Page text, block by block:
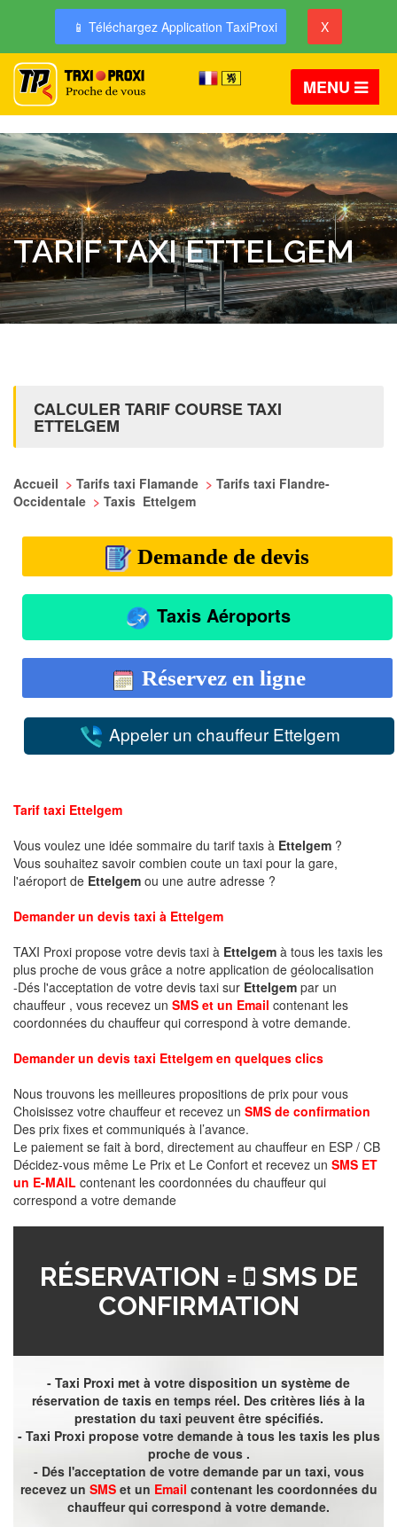
📱 Téléchargez Application TaxiProxi X
MENU
TARIF TAXI ETTELGEM
CALCULER TARIF COURSE TAXI
ETTELGEM
Accueil > Tarifs taxi Flamande > Tarifs taxi Flandre-
Occidentale > Taxis Ettelgem
Demande de devis
Taxis Aéroports
Réservez en ligne
Appeler un chauffeur Ettelgem
Tarif taxi Ettelgem
Vous voulez une idée sommaire du tarif taxis à Ettelgem ?
Vous souhaitez savoir combien coute un taxi pour la gare,
l'aéroport de Ettelgem ou une autre adresse ?
Demander un devis taxi à Ettelgem
TAXI Proxi propose votre devis taxi à Ettelgem à tous les taxis les
plus proche de vous grâce a notre application de géolocalisation
-Dés l'acceptation de votre devis taxi sur Ettelgem par un
chauffeur , vous recevez un SMS et un Email contenant les
coordonnées du chauffeur qui correspond à votre demande.
Demander un devis taxi Ettelgem en quelques clics
Nous trouvons les meilleures propositions de prix pour vous
Choisissez votre chauffeur et recevez un SMS de confirmation
Des prix fixes et communiqués à l’avance.
Le paiement se fait à bord, directement au chauffeur en ESP / CB
Décidez-vous même Le Prix et Le Confort et recevez un SMS ET
un E-MAIL contenant les coordonnées du chauffeur qui
correspond a votre demande
RÉSERVATION =
SMS DE
CONFIRMATION
- Taxi Proxi met à votre disposition un système de
réservation de taxis en temps réel. Des critères liés à la
prestation du taxi peuvent être spécifiés.
- Taxi Proxi propose votre demande à tous les taxis les plus
proche de vous .
- Dés l'acceptation de votre demande par un taxi, vous
recevez un SMSet un Email contenant les coordonnées du
chauffeur qui correspond à votre demande.